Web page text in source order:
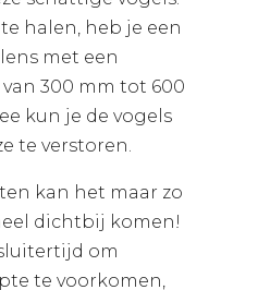
halen, heb je een
met een
300 mm tot 600
kun je de vogels
te verstoren.
kan het maar zo
dichtbij komen!
om
te voorkomen,